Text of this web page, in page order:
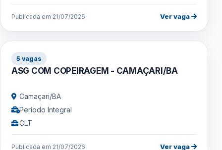
Publicada em 21/07/2026 Ver vaga
5 vagas
ASG COM COPEIRAGEM - CAMAÇARI/BA
Camaçari/BA
Período Integral
CLT
Publicada em 21/07/2026 Ver vaga